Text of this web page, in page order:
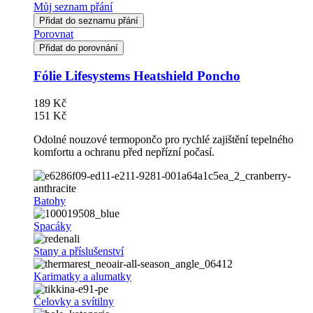
Můj seznam přání
Přidat do seznamu přání
Porovnat
Přidat do porovnání
Fólie Lifesystems Heatshield Poncho
189 Kč
151 Kč
Odolné nouzové termopončo pro rychlé zajištění tepelného
komfortu a ochranu před nepřízní počasí.
Batohy
Spacáky
Stany a příslušenství
Karimatky a alumatky
Čelovky a svítilny